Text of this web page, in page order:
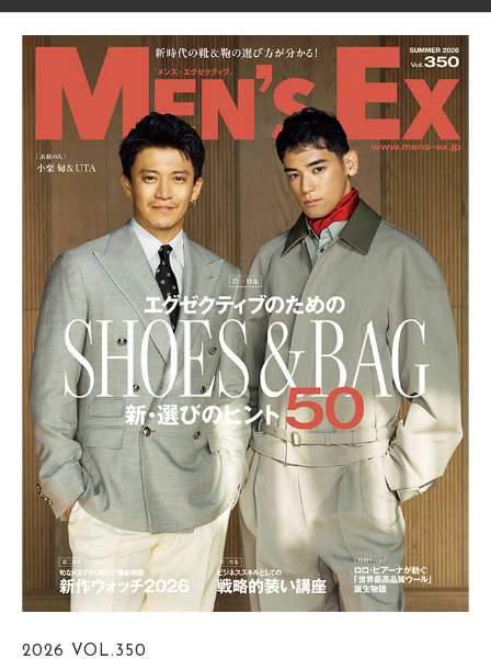
2026 VOL.350